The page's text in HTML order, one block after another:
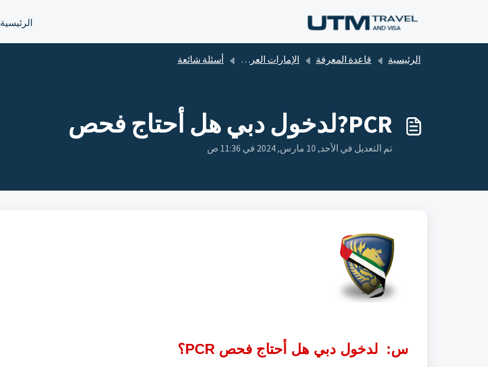
الرئيسية
الرئيسية قاعدة المعرفة الإمارات العربية المتحدة أسئلة شائعة
PCR?لدخول دبي هل أحتاج فحص
تم التعديل في الأحد, 10 مارس, 2024 في 11:36 ص
س: لدخول دبي هل أحتاج فحص PCR؟